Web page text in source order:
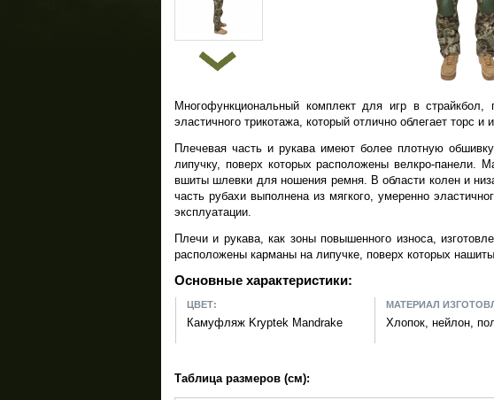
Многофункциональный комплект для игр в
эластичного трикотажа, который отлично облегает торс
Плечевая часть и рукава имеют более плотную
липучку, поверх которых расположены велкро-
вшиты шлевки для ношения ремня. В области колен и
часть рубахи выполнена из мягкого, умеренно
эксплуатации.
Плечи и рукава, как зоны повышенного износа,
расположены карманы на липучке, поверх которых
Основные характеристики:
ЦВЕТ:
Камуфляж Kryptek Mandrake
МАТЕРИАЛ
Хлопок, нейлон,
Таблица размеров (см):